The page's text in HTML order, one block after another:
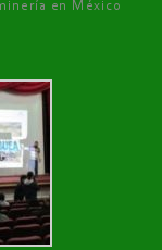
en México